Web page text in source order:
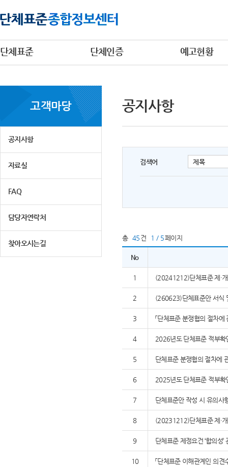
단체표준 단체인증 예고현황
고객마당
공지사항
자료실
FAQ
담당자연락처
찾아오시는길
공지사항
검색어
총 45 건 1 / 5페이지
No
1 (20241212)단체표준 제·
2 (260623)단체표준안 서식
3 「단체표준 분쟁협의 절차에
4 2026년도 단체표준 적부확
5 단체표준 분쟁협의 절차에
6 2025년도 단체표준 적부확
7 단체표준안 작성 시 유의사
8 (20231212)단체표준 제·
9 단체표준 제정요건 ‘합의성
10 「단체표준 이해관계인 의